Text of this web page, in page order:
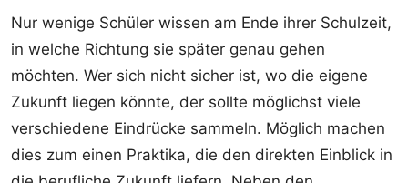
Nur wenige Schüler wissen am Ende ihrer Schulzeit,
in welche Richtung sie später genau gehen
möchten. Wer sich nicht sicher ist, wo die eigene
Zukunft liegen könnte, der sollte möglichst viele
verschiedene Eindrücke sammeln. Möglich machen
dies zum einen Praktika, die den direkten Einblick in